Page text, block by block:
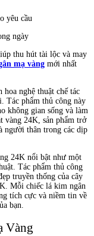
yêu cầu
ngày
thu hút tài lộc và may
mạ vàng mới nhất
nghệ thuật chế tác
Tác phẩm thủ công này
không gian sống và làm
vàng 24K, sản phẩm trở
người thân trong các dịp
24K nổi bật như một
Tác phẩm thủ công
truyền thống của cây
Mỗi chiếc lá kim ngân
tích cực và niềm tin về
bạn.
Vàng